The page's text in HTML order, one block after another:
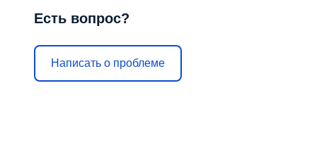
Есть вопрос?
Написать о проблеме